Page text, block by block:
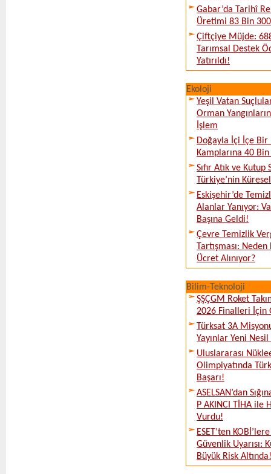
Gabar’da Tarihî
Üretimi 83 Bin
Çiftçiye Müjde:
Tarımsal Destek
Yatırıldı!
Ekoloji
Yeşil Vatan
Orman
İşlem
Doğayla İçi İçe
Kamplarına 40
Sıfır Atık ve
Türkiye’nin
Eskişehir’de
Alanlar Yanıyor:
Başına Geldi!
Çevre Temizlik
Tartışması:
Ücret Alınıyor?
Bilim-Teknoloji
ŞŞÇGM Roket
2026 Finalleri İçin
Türksat 3A
Yayınlar Yeni
Uluslararası
Olimpiyatında
Başarı!
ASELSAN’dan
P AKINCI TİHA ile
Vurdu!
ESET’ten
Güvenlik Uyarısı:
Büyük Risk Altında!